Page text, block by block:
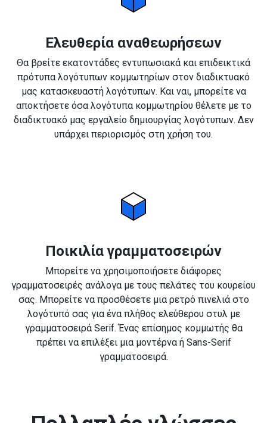
Ελευθερία αναθεωρήσεων
Θα βρείτε εκατοντάδες εντυπωσιακά και επιδεικτικά
πρότυπα λογότυπων κομμωτηρίων στον διαδικτυακό
μας κατασκευαστή λογότυπων. Και ναι, μπορείτε να
αποκτήσετε όσα λογότυπα κομμωτηρίου θέλετε με το
διαδικτυακό μας εργαλείο δημιουργίας λογότυπων. Δεν
υπάρχει περιορισμός στη χρήση του.
Ποικιλία γραμματοσειρών
Μπορείτε να χρησιμοποιήσετε διάφορες
γραμματοσειρές ανάλογα με τους πελάτες του κουρείου
σας. Μπορείτε να προσθέσετε μια ρετρό πινελιά στο
λογότυπό σας για ένα πλήθος ελεύθερου στυλ με
γραμματοσειρά Serif. Ένας επίσημος κομμωτής θα
πρέπει να επιλέξει μια μοντέρνα ή Sans-Serif
γραμματοσειρά.